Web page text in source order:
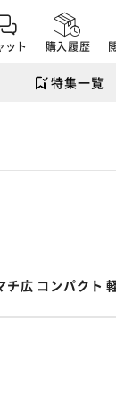
ット 購入履歴
特集一覧
広 コンパクト